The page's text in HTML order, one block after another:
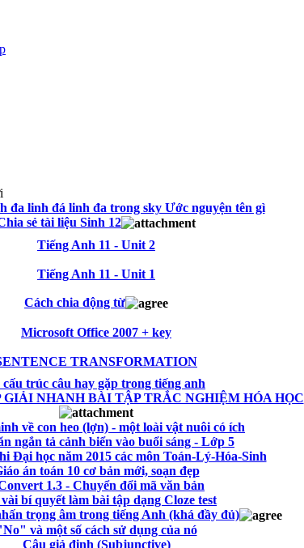
đa linh đá linh đa trong sky Ước nguyện tên gì
sẻ tài liệu Sinh 12
Tiếng Anh 11 - Unit 2
Tiếng Anh 11 - Unit 1
Cách chia động từ
Microsoft Office 2007 + key
TRANSFORMATION
cấu trúc câu hay gặp trong tiếng anh
GIẢI NHANH BÀI TẬP TRẮC NGHIỆM HÓA HỌC
về con heo (lợn) - một loài vật nuôi có ích
ngắn tả cảnh biển vào buổi sáng - Lớp 5
Đại học năm 2015 các môn Toán-Lý-Hóa-Sinh
án toán 10 cơ bản mới, soạn đẹp
1.3 - Chuyển đổi mã văn bản
bí quyết làm bài tập dạng Cloze test
trọng âm trong tiếng Anh (khá đầy đủ)
và một số cách sử dụng của nó
Câu giả định (Subjunctive)